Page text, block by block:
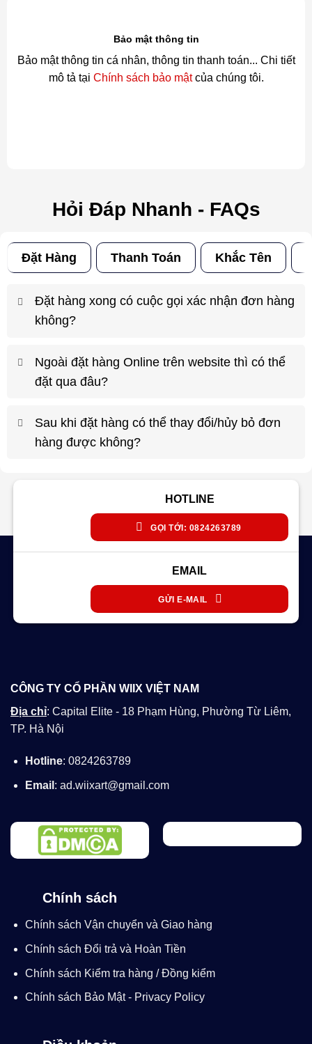
Bảo mật thông tin
Bảo mật thông tin cá nhân, thông tin thanh toán... Chi tiết
mô tả tại Chính sách bảo mậtcủa chúng tôi.
Hỏi Đáp Nhanh - FAQs
Đặt Hàng Thanh Toán Khắc Tên
Đặt hàng xong có cuộc gọi xác nhận đơn hàng
không?
Ngoài đặt hàng Online trên website thì có thể
đặt qua đâu?
Sau khi đặt hàng có thể thay đổi/hủy bỏ đơn
hàng được không?
HOTLINE
GỌI TỚI: 0824263789
EMAIL
GỬI E-MAIL
CÔNG TY CỔ PHẦN WIIX VIỆT NAM
Địa chỉ: Capital Elite - 18 Phạm Hùng, Phường Từ Liêm,
TP. Hà Nội
Hotline: 0824263789
Email : ad.wiixart@gmail.com
Chính sách
Chính sách Vận chuyển và Giao hàng
Chính sách Đổi trả và Hoàn Tiền
Chính sách Kiểm tra hàng / Đồng kiểm
Chính sách Bảo Mật - Privacy Policy